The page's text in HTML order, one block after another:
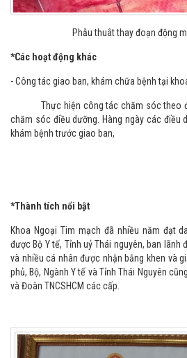
Phẫu thuât thay đoạn động
*Các hoạt động khác
- Công tác giao ban, khám chữa bệnh tại
Thực hiện công tác chăm sóc theo
chăm sóc điều dưỡng. Hàng ngày các điều
khám bệnh trước giao ban,
*Thành tích nổi bật
Khoa Ngoại Tim mạch đã nhiều năm đạt
được Bộ Y tế, Tỉnh uỷ Thái nguyên, ban lãnh
và nhiều cá nhân được nhận bằng khen và
phủ, Bộ, Ngành Y tế và Tỉnh Thái Nguyên
và Đoàn TNCSHCM các cấp.